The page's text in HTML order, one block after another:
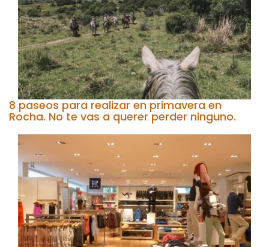
8 paseos para realizar en primavera en
Rocha. No te vas a querer perder ninguno.